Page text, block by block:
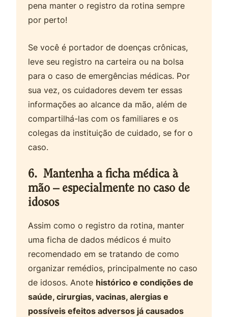
pena manter o registro da rotina sempre
por perto!
Se você é portador de doenças crônicas,
leve seu registro na carteira ou na bolsa
para o caso de emergências médicas. Por
sua vez, os cuidadores devem ter essas
informações ao alcance da mão, além de
compartilhá-las com os familiares e os
colegas da instituição de cuidado, se for o
caso.
6. Mantenha a ficha médica à
mão – especialmente no caso de
idosos
Assim como o registro da rotina, manter
uma ficha de dados médicos é muito
recomendado em se tratando de como
organizar remédios, principalmente no caso
de idosos. Anote histórico e condições de
saúde, cirurgias, vacinas, alergias e
possíveis efeitos adversos já causados